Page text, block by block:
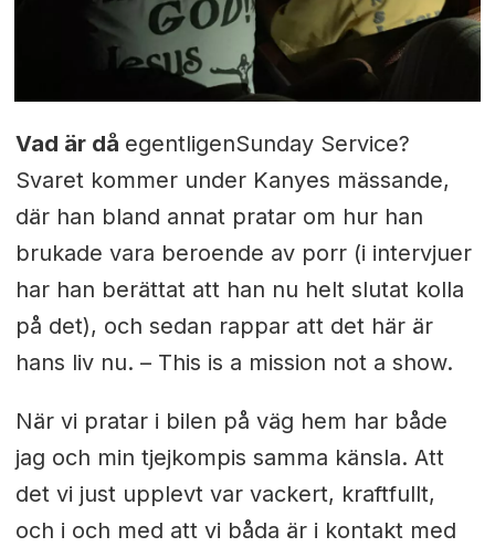
Vad är då egentligenSunday Service?
Svaret kommer under Kanyes mässande,
där han bland annat pratar om hur han
brukade vara beroende av porr (i intervjuer
har han berättat att han nu helt slutat kolla
på det), och sedan rappar att det här är
hans liv nu. – This is a mission not a show.
När vi pratar i bilen på väg hem har både
jag och min tjejkompis samma känsla. Att
det vi just upplevt var vackert, kraftfullt,
och i och med att vi båda är i kontakt med